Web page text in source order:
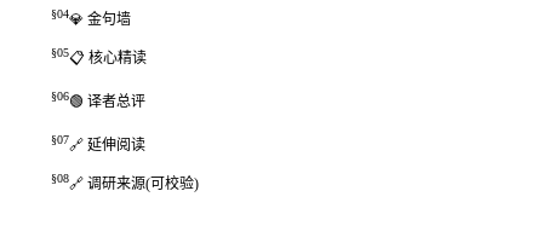
§04💎 金句墙
§05📋 核心精读
§06🟢 译者总评
§07🔗 延伸阅读
§08🔗 调研来源(可校验)